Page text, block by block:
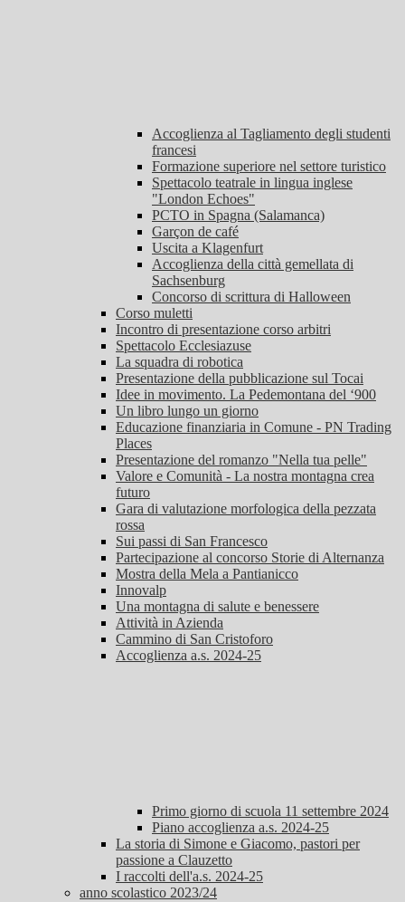
Accoglienza al Tagliamento degli studenti
francesi
Formazione superiore nel settore turistico
Spettacolo teatrale in lingua inglese
"London Echoes"
PCTO in Spagna (Salamanca)
Garçon de café
Uscita a Klagenfurt
Accoglienza della città gemellata di
Sachsenburg
Concorso di scrittura di Halloween
Corso muletti
Incontro di presentazione corso arbitri
Spettacolo Ecclesiazuse
La squadra di robotica
Presentazione della pubblicazione sul Tocai
Idee in movimento. La Pedemontana del ‘900
Un libro lungo un giorno
Educazione finanziaria in Comune - PN Trading
Places
Presentazione del romanzo "Nella tua pelle"
Valore e Comunità - La nostra montagna crea
futuro
Gara di valutazione morfologica della pezzata
rossa
Sui passi di San Francesco
Partecipazione al concorso Storie di Alternanza
Mostra della Mela a Pantianicco
Innovalp
Una montagna di salute e benessere
Attività in Azienda
Cammino di San Cristoforo
Accoglienza a.s. 2024-25
Primo giorno di scuola 11 settembre 2024
Piano accoglienza a.s. 2024-25
La storia di Simone e Giacomo, pastori per
passione a Clauzetto
I raccolti dell'a.s. 2024-25
anno scolastico 2023/24